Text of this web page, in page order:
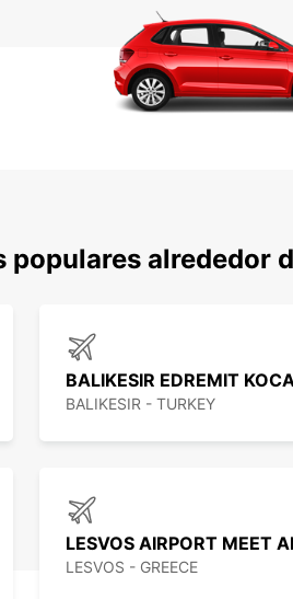
alrededor
BALIKESIR - TURKEY
LESVOS - GREECE